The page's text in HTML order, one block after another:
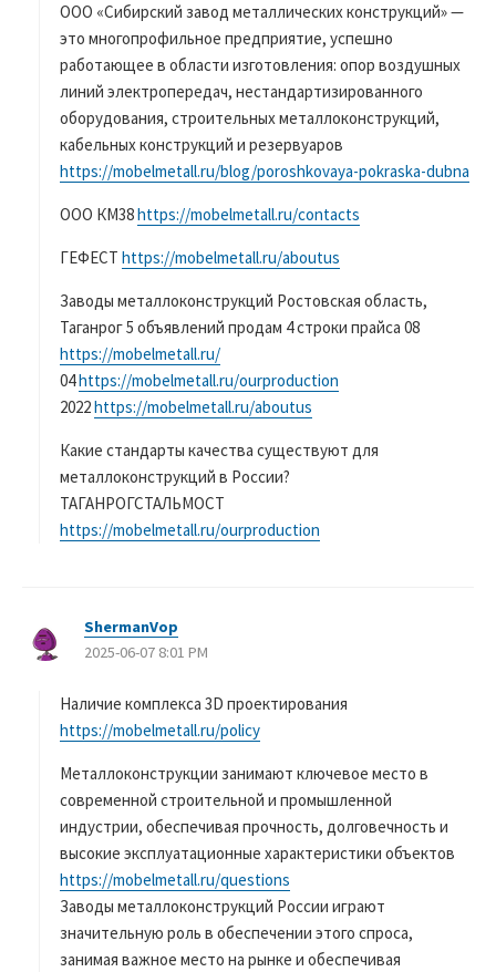
ООО «Сибирский завод металлических конструкций» —
это многопрофильное предприятие, успешно
работающее в области изготовления: опор воздушных
линий электропередач, нестандартизированного
оборудования, строительных металлоконструкций,
кабельных конструкций и резервуаров
https://mobelmetall.ru/blog/poroshkovaya-pokraska-dubna
ООО КМ38https://mobelmetall.ru/contacts
ГЕФЕСТ https://mobelmetall.ru/aboutus
Заводы металлоконструкций Ростовская область,
Таганрог 5 объявлений продам 4 строки прайса 08
https://mobelmetall.ru/
04https://mobelmetall.ru/ourproduction
2022https://mobelmetall.ru/aboutus
Какие стандарты качества существуют для
металлоконструкций в России?
ТАГАНРОГСТАЛЬМОСТ
https://mobelmetall.ru/ourproduction
ShermanVop
り
2025-06-07 8:01 PM
Наличие комплекса 3D проектирования
https://mobelmetall.ru/policy
Металлоконструкции занимают ключевое место в
современной строительной и промышленной
индустрии, обеспечивая прочность, долговечность и
высокие эксплуатационные характеристики объектов
https://mobelmetall.ru/questions
Заводы металлоконструкций России играют
значительную роль в обеспечении этого спроса,
занимая важное место на рынке и обеспечивая